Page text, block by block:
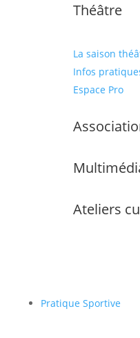
Théâtre
La saison
Infos
Espace Pro
Ateliers
Pratique Sportive